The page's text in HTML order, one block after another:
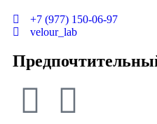
+7 (977) 150-06-97
velour_lab